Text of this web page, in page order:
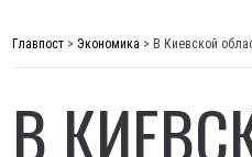
Главпост > Экономика > В Киевской
В